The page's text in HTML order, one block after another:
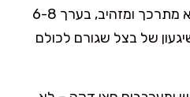
הקצוץ ומטגנים עד שהוא מתרכך ומזהיב, בערך 6-8
של בצל שגורם לכולם